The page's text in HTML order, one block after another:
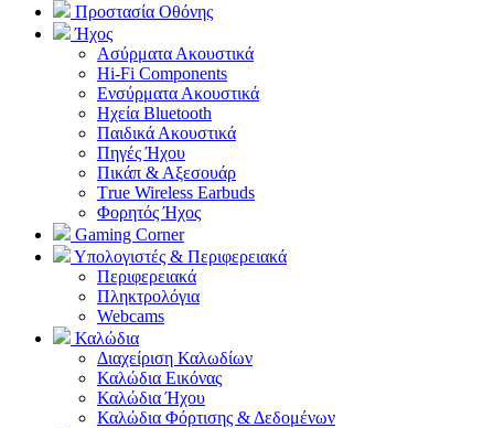
Προστασία Οθόνης
Ήχος
Ασύρματα Ακουστικά
Hi-Fi Components
Ενσύρματα Ακουστικά
Ηχεία Bluetooth
Παιδικά Ακουστικά
Πηγές Ήχου
Πικάπ & Αξεσουάρ
Τrue Wireless Earbuds
Φορητός Ήχος
Gaming Corner
Υπολογιστές & Περιφερειακά
Περιφερειακά
Πληκτρολόγια
Webcams
Καλώδια
Διαχείριση Καλωδίων
Καλώδια Εικόνας
Καλώδια Ήχου
Καλώδια Φόρτισης & Δεδομένων